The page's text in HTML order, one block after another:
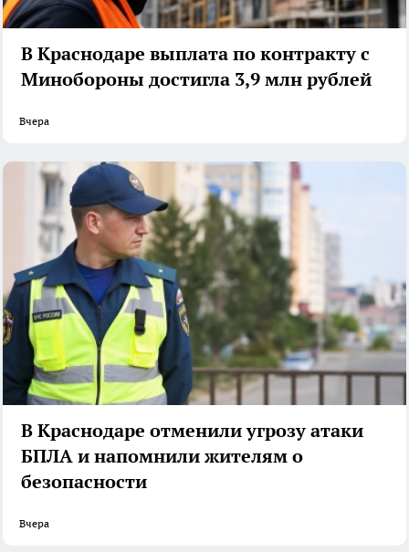
В Краснодаре выплата по контракту с
Минобороны достигла 3,9 млн рублей
Вчера
В Краснодаре отменили угрозу атаки
БПЛА и напомнили жителям о
безопасности
Вчера